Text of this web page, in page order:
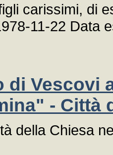
carissimi, di
11-22 Data
di Vescovi
- Città
della Chiesa